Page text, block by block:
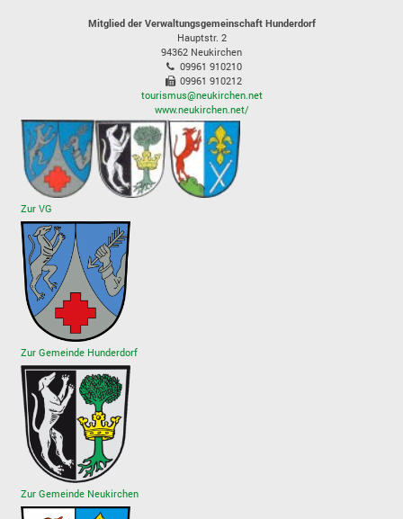
Mitglied der Verwaltungsgemeinschaft Hunderdorf
Hauptstr. 2
94362 Neukirchen
09961 910210
09961 910212
tourismus@neukirchen.net
www.neukirchen.net/
Zur VG
Zur Gemeinde Hunderdorf
Zur Gemeinde Neukirchen